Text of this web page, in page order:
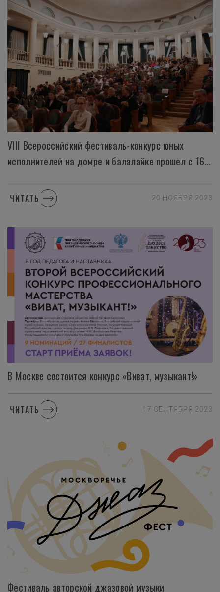
VIII Всероссийский фестиваль-конкурс юных
исполнителей на домре и балалайке прошел с 16 по 19 ноября
ЧИТАТЬ 20 НОЯБРЯ 2023
В Москве состоится конкурс «Виват, музыкант!»
ЧИТАТЬ 17 СЕНТЯБРЯ 2023
Фестиваль авторской джазовой музыки